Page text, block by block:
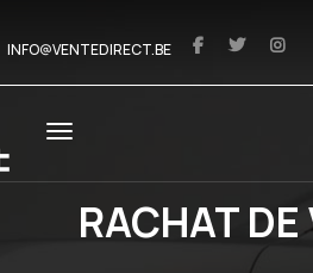
INFO@VENTEDIRECT.BE
RACHAT